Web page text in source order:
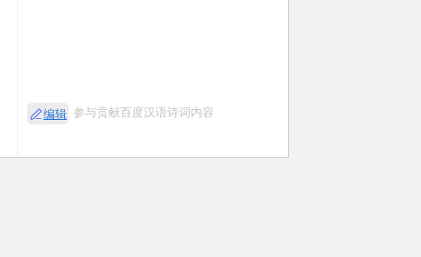
编辑 参与贡献百度汉语诗词内容